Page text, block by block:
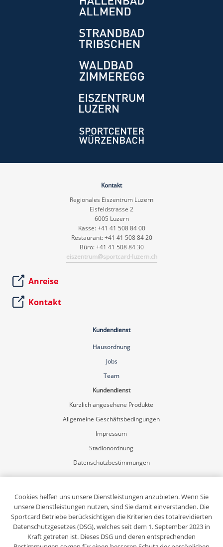
Kontakt
Regionales Eiszentrum Luzern
Eisfeldstrasse 2
6005 Luzern
Kasse: +41 41 508 84 00
Restaurant: +41 41 508 84 20
Büro: +41 41 508 84 30
eiszentrum@sportcard-luzern.ch
Anreise
Kontakt
Kundendienst
Hausordnung
Jobs
Team
Kundendienst
Kürzlich angesehene Produkte
Allgemeine Geschäftsbedingungen
Impressum
Stadionordnung
Datenschutzbestimmungen
Mein Konto
Registrierung
Anmelden
Sportcard-Newsletter abonnieren
Cookies helfen uns unsere Dienstleistungen anzubieten. Wenn Sie
unsere Dienstleistungen nutzen, sind Sie damit einverstanden. Die
Sportcard Betriebe berücksichtigen die Kriterien des totalrevidierten
Datenschutzgesetzes (DSG), welches seit dem 1. September 2023 in
Kraft getreten ist. Dieses DSG und deren entsprechenden